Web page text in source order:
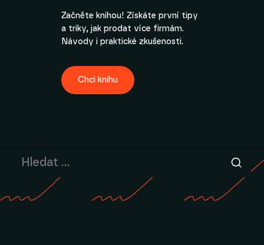
Začněte knihou! Získáte první tipy
a triky, jak prodat více firmám.
Návody i praktické zkušenosti.
Chci knihu